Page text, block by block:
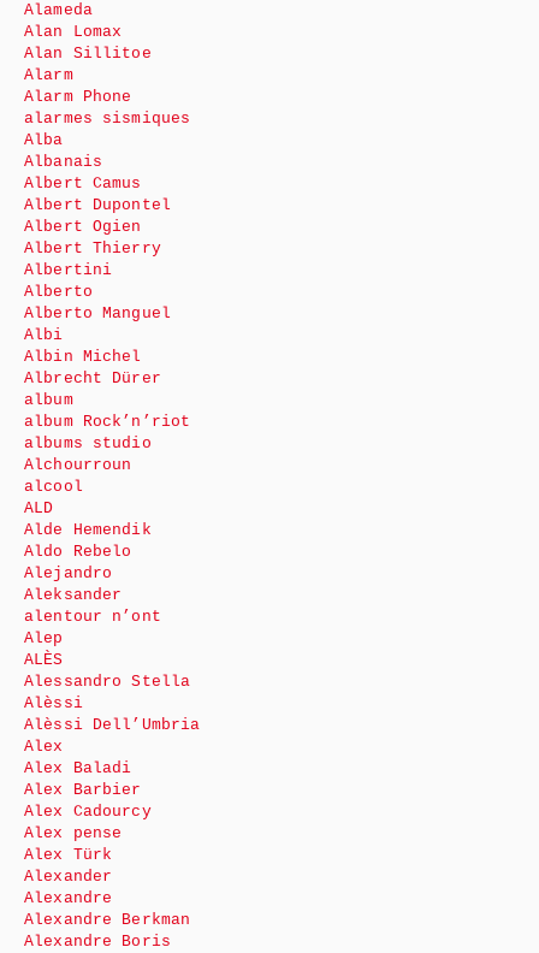
Alameda
Alan Lomax
Alan Sillitoe
Alarm
Alarm Phone
alarmes sismiques
Alba
Albanais
Albert Camus
Albert Dupontel
Albert Ogien
Albert Thierry
Albertini
Alberto
Alberto Manguel
Albi
Albin Michel
Albrecht Dürer
album
album Rock’n’riot
albums studio
Alchourroun
alcool
ALD
Alde Hemendik
Aldo Rebelo
Alejandro
Aleksander
alentour n’ont
Alep
ALÈS
Alessandro Stella
Alèssi
Alèssi Dell’Umbria
Alex
Alex Baladi
Alex Barbier
Alex Cadourcy
Alex pense
Alex Türk
Alexander
Alexandre
Alexandre Berkman
Alexandre Boris